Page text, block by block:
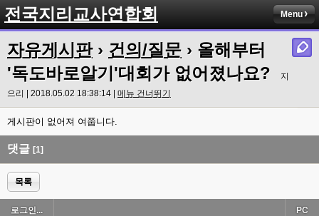
전국지리교사연합회 Menu
자유게시판› 건의/질문 › 올해부터
'독도바로알기'대회가 없어졌나요?
지
으리 | 2018.05.02 18:38:14 | 메뉴 건너뛰기
게시판이 없어져 여쭙니다.
댓글 [1]
목록
로그인... PC